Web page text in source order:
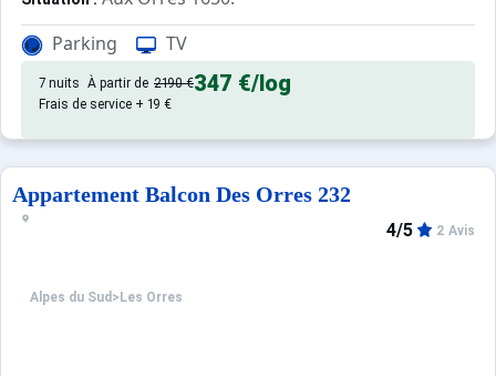
Appartement de particulier :Confortable et tout équipé.
Parking TV
7 nuits À partir de 2190 €347 €/log
Frais de service + 19 €
Appartement Balcon Des Orres 232
Alpes du Sud > Les Orres
4/5 2 Avis